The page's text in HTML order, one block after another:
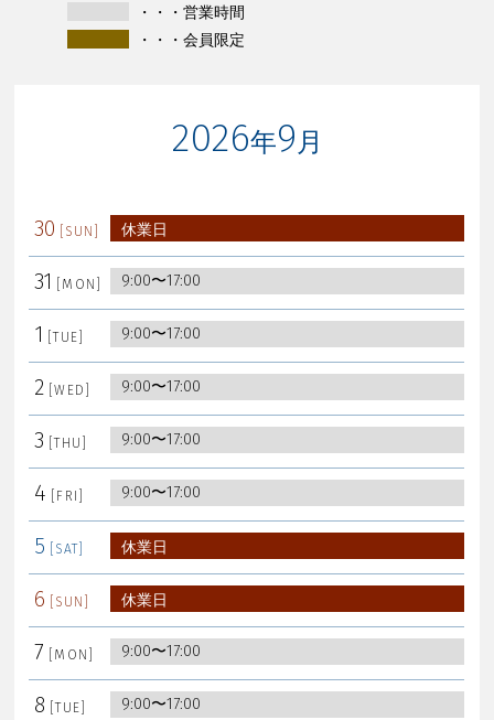
・・・営業時間
・・・会員限定
2026年9 月
30 休業日
31 9:00〜17:00
1 9:00〜17:00
2 9:00〜17:00
3 9:00〜17:00
4 9:00〜17:00
5 休業日
6 休業日
7 9:00〜17:00
8 9:00〜17:00